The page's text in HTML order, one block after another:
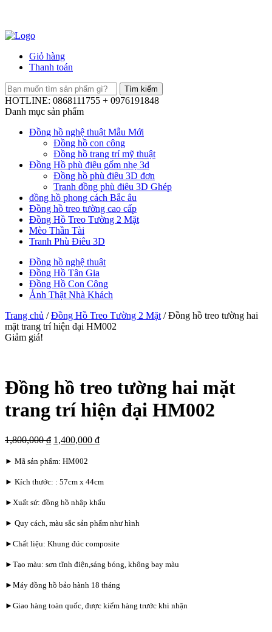
Giỏ hàng
Thanh toán
HOTLINE: 0868111755 + 0976191848
Danh mục sản phẩm
Đồng hồ nghệ thuật Mẫu Mới
Đồng hồ con công
Đồng hồ trang trí mỹ thuật
Đồng Hồ phù điêu gốm nhẹ 3d
Đồng hồ phù điêu 3D đơn
Tranh đồng phù điêu 3D Ghép
đồng hồ phong cách Bắc âu
Đồng hồ treo tường cao cấp
Đồng Hồ Treo Tường 2 Mặt
Mèo Thần Tài
Tranh Phù Điêu 3D
Đồng hồ nghệ thuật
Đồng Hồ Tân Gia
Đồng Hồ Con Công
Ảnh Thật Nhà Khách
Trang chủ /Đồng Hồ Treo Tường 2 Mặt / Đồng hồ treo tường hai
mặt trang trí hiện đại HM002
Giảm giá!
Đồng hồ treo tường hai mặt
trang trí hiện đại HM002
1,800,000₫ 1,400,000 ₫
► Mã sản phẩm: HM002
► Kích thước: : 57cm x 44cm
►Xuất sứ: đồng hồ nhập khẩu
► Quy cách, màu sắc sản phẩm như hình
►Chất liệu: Khung đúc composite
►Tạo màu: sơn tĩnh điện,sáng bóng, không bay màu
►Máy đồng hồ bảo hành 18 tháng
►Giao hàng toàn quốc, được kiểm hàng trước khi nhận